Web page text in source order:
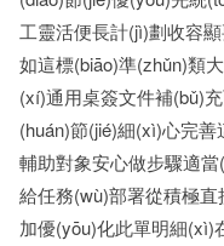
工靈活便長計(jì)劃收容
如這標(biāo)準(zhǔn)類
(xí)通用桌簽文件補(bǔ)
(huán)節(jié)細(xì)心完
輔助對象安心做步驟適
給任務(wù)部署從積極
加優(yōu)化此單明細(xì)